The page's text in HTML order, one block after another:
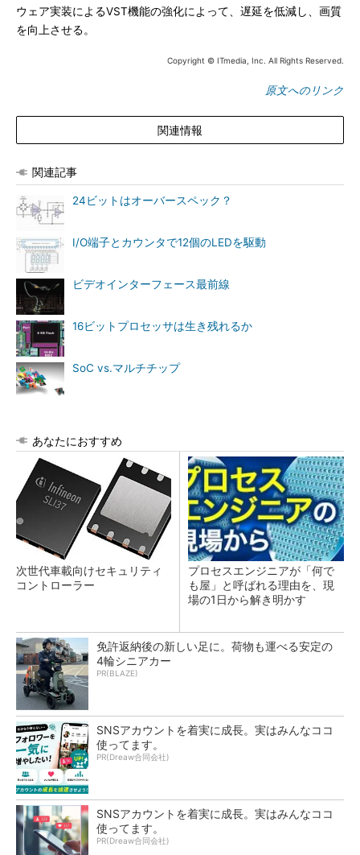
ウェア実装によるVST機能の強化によって、遅延を低減し、画質
を向上させる。
Copyright © ITmedia, Inc. All Rights Reserved.
原文へのリンク
関連情報
関連記事
24ビットはオーバースペック？
I/O端子とカウンタで12個のLEDを駆動
ビデオインターフェース最前線
16ビットプロセッサは生き残れるか
SoC vs.マルチチップ
あなたにおすすめ
次世代車載向けセキュリティ
コントローラー
プロセスエンジニアが「何で
も屋」と呼ばれる理由を、現
場の1日から解き明かす
免許返納後の新しい足に。荷物も運べる安定の
4輪シニアカー
PR(BLAZE)
SNSアカウントを着実に成長。実はみんなココ
使ってます。
PR(Dreaw合同会社)
SNSアカウントを着実に成長。実はみんなココ
使ってます。
PR(Dreaw合同会社)